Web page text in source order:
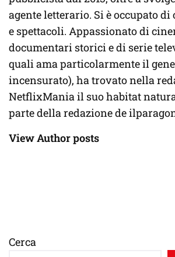
agente letterario. Si è occupato
e spettacoli. Appassionato di
documentari storici e di serie
quali ama particolarmente il
incensurato), ha trovato nella
NetflixMania il suo habitat
parte della redazione de
View Author posts
Cerca